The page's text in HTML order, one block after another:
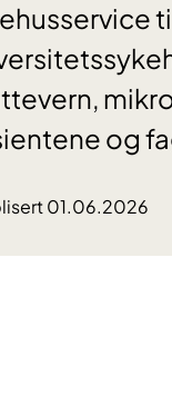
og
01.06.2026